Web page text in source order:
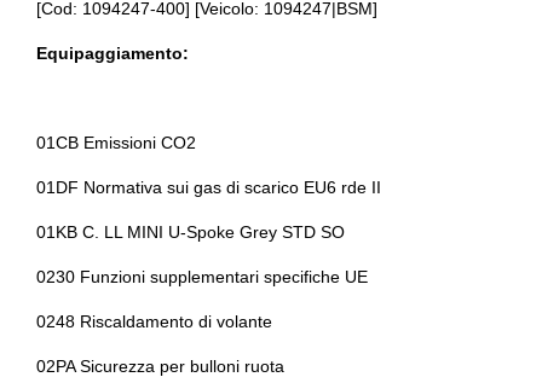
[Cod: 1094247-400] [Veicolo: 1094247|BSM]
Equipaggiamento:
01CB Emissioni CO2
01DF Normativa sui gas di scarico EU6 rde II
01KB C. LL MINI U-Spoke Grey STD SO
0230 Funzioni supplementari specifiche UE
0248 Riscaldamento di volante
02PA Sicurezza per bulloni ruota